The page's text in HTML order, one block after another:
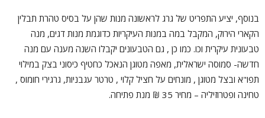
בנוסף, יציע התפריט של גרג לראשונה מנות שהן על בסיס טהרת תבלין
הקארי הירוק, המקבל במה במנות העיקריות כדוגמת מנות דגים, מנה
טבעונית עיקרית וכו. כמו כן , גם הטבעונים יקבלו השנה מענה עם מנה
חדשה- סמוסה ישראלית, מאפה מטוגן הנאכל כחטיף כיסוני בצק במילוי
תפו"א ובצל מטוגן , מונחים על חציל קלוי , טרטר עגבניות, גרגירי חומוס ,
טחינה ופטרוזיליה – מחיר 35 ₪ מנת פתיחה.